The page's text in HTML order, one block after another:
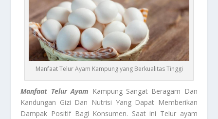
Manfaat Telur Ayam Kampung yang Berkualitas Tinggi
Manfaat Telur Ayam Kampung Sangat Beragam Dan
Kandungan Gizi Dan Nutrisi Yang Dapat Memberikan
Dampak Positif Bagi Konsumen. Saat ini Telur ayam